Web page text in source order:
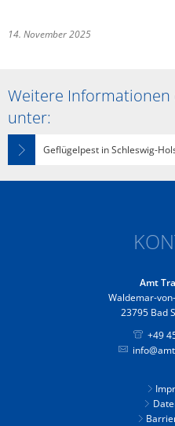
14. November 2025
Weitere Informationen
unter:
Geflügelpest in Schleswig-
Amt
Waldemar-
23795 Bad
+49